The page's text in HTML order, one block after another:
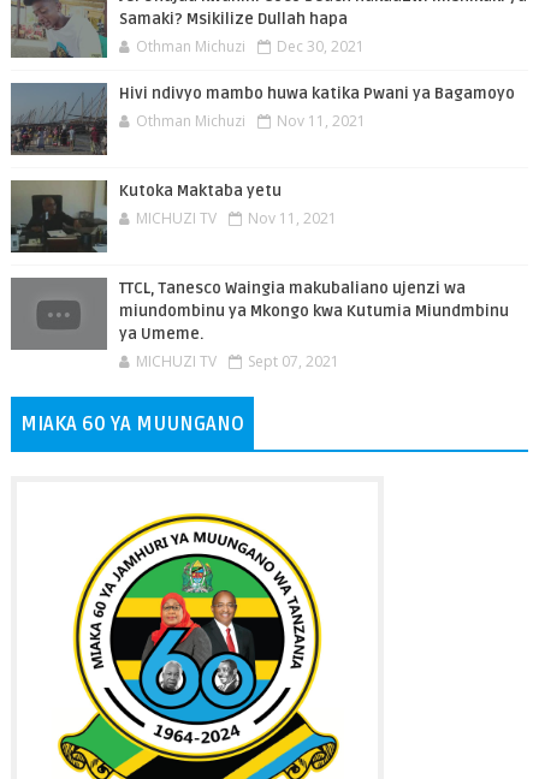
Samaki? Msikilize Dullah hapa
Othman Michuzi Dec 30, 2021
Hivi ndivyo mambo huwa katika Pwani ya Bagamoyo
Othman Michuzi Nov 11, 2021
Kutoka Maktaba yetu
MICHUZI TV Nov 11, 2021
TTCL, Tanesco Waingia makubaliano ujenzi wa
miundombinu ya Mkongo kwa Kutumia Miundmbinu
ya Umeme.
MICHUZI TV Sept 07, 2021
MIAKA 60 YA MUUNGANO